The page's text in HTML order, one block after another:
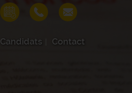
Candidats Contact